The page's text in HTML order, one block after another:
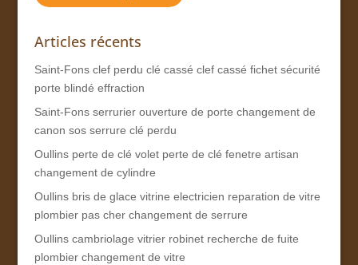
Articles récents
Saint-Fons clef perdu clé cassé clef cassé fichet sécurité
porte blindé effraction
Saint-Fons serrurier ouverture de porte changement de
canon sos serrure clé perdu
Oullins perte de clé volet perte de clé fenetre artisan
changement de cylindre
Oullins bris de glace vitrine electricien reparation de vitre
plombier pas cher changement de serrure
Oullins cambriolage vitrier robinet recherche de fuite
plombier changement de vitre